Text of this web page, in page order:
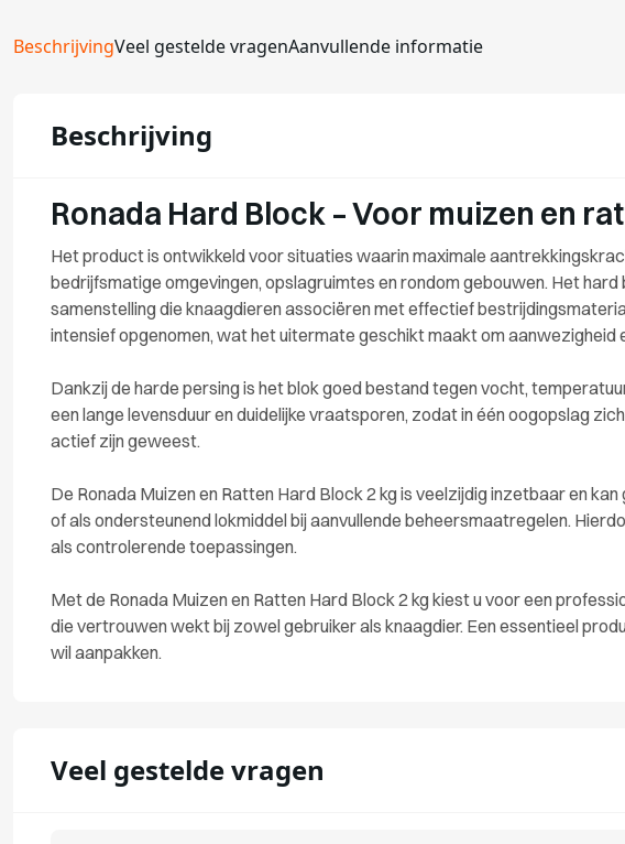
BeschrijvingVeel gestelde vragenAanvullende informatie
Beschrijving
Ronada Hard Block – Voor muizen en
Het product is ontwikkeld voor situaties waarin maximale
bedrijfsmatige omgevingen, opslagruimtes en rondom gebouwen. Het
samenstelling die knaagdieren associëren met effectief
intensief opgenomen, wat het uitermate geschikt maakt om aanwezigheid
Dankzij de harde persing is het blok goed bestand tegen vocht,
een lange levensduur en duidelijke vraatsporen, zodat in één oogopslag
actief zijn geweest.
De Ronada Muizen en Ratten Hard Block 2 kg is veelzijdig inzetbaar en
of als ondersteunend lokmiddel bij aanvullende beheersmaatregelen.
als controlerende toepassingen.
Met de Ronada Muizen en Ratten Hard Block 2 kg kiest u voor een
die vertrouwen wekt bij zowel gebruiker als knaagdier. Een essentieel
wil aanpakken.
Veel gestelde vragen